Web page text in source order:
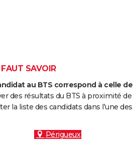
SAVOIR
au BTS correspond à celle de
des résultats du BTS à proximité de
la liste des candidats dans l'une des
Périgueux